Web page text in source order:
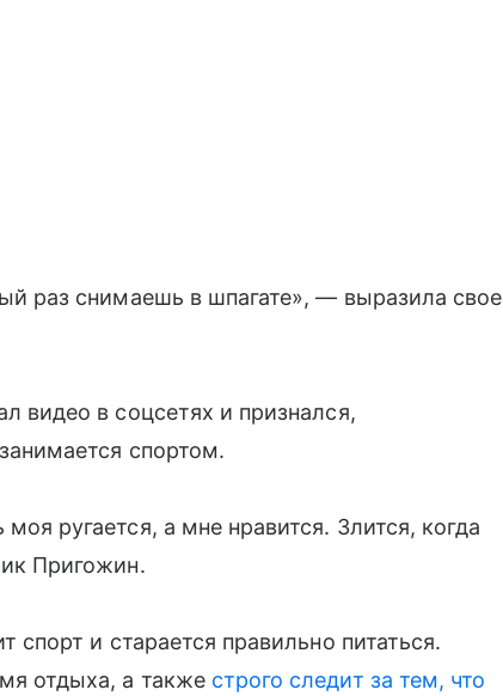
раз снимаешь в шпагате», — выразила свое
видео в соцсетях и признался,
спортом.
ругается, а мне нравится. Злится, когда
Пригожин.
спорт и старается правильно питаться.
отдыха, а также строго следит за тем, что